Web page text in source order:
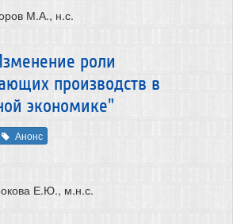
М.А., н.с.
роли
производств в
экономике"
Анонс
Е.Ю., м.н.с.